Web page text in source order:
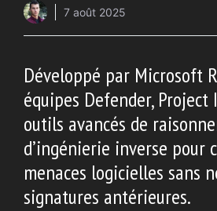
7 août 2025
Développé par Microsoft
équipes Defender, Project
outils avancés de
d’ingénierie inverse pour
menaces logicielles sans
signatures antérieures.